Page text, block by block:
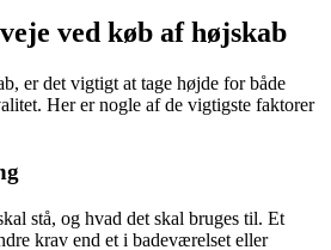
ved køb af højskab
er det vigtigt at tage højde for både
Her er nogle af de vigtigste faktorer
stå, og hvad det skal bruges til. Et
krav end et i badeværelset eller